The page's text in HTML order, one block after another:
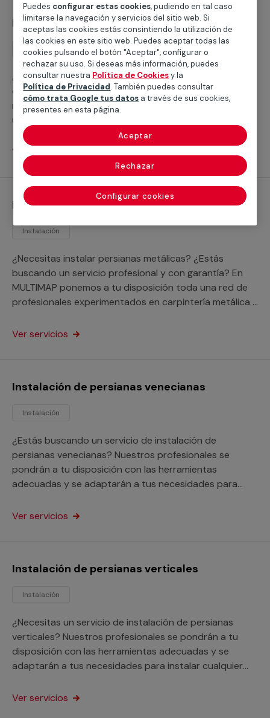
Instalación de persianas enrollables
Instalación
¿Estás interesado en la instalación de persianas
enrollables en alguna de las estancias de tu casa o
negocio? Con nuestros servicios podrás disfrutar de
una gran variedad de materiales y de los últimos
modelos en persianas venecianas para tu hogar.
Ver servicios
Instalación de persianas metálicas
Instalación
¿Necesitas instalar persianas metálicas? ¿Estás
buscando un servicio profesional y con garantía? En
MULTIMAP ponemos a tu disposición toda una red de
profesionales experimentados en carpintería metálica a
Ver servicios
Instalación de persianas venecianas
Instalación
¿Estás buscando un servicio de instalación de
persianas venecianas? Nuestros profesionales se
pondrán a tu disposición con las herramientas
adecuadas y se adaptarán a tus necesidades para
servicio está orientado tanto a particulares como a
Ver servicios
Instalación de persianas verticales
Instalación
¿Necesitas un servicio de instalación de persianas
verticales? Nuestros profesionales se pondrán a tu
disposición con las herramientas adecuadas y se
adaptarán a tus necesidades para instalar cualquier
particulares y profesionales.
Ver servicios
Puedes configurar estas cookies, pudiendo en tal caso
limitarse la navegación y servicios del sitio web. Si
aceptas las cookies estás consintiendo la utilización de
las cookies en este sitio web. Puedes aceptar todas las
cookies pulsando el botón "Aceptar", configurar o
rechazar su uso. Si deseas más información, puedes
consultar nuestra Política de Cookiesy la
Política de Privacidad. También puedes consultar
cómo trata Google tus datos a través de sus cookies,
presentes en esta página.
Configurar cookies
Rechazar
Aceptar